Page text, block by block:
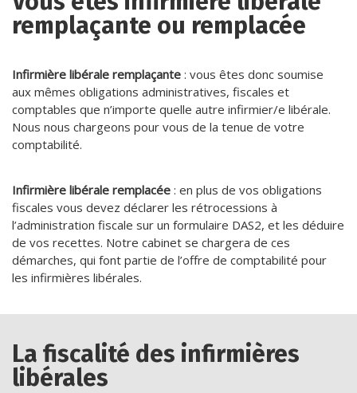
remplaçante ou remplacée
Infirmière libérale remplaçante : vous êtes donc soumise
aux mêmes obligations administratives, fiscales et
comptables que n’importe quelle autre infirmier/e libérale.
Nous nous chargeons pour vous de la tenue de votre
comptabilité.
Infirmière libérale remplacée : en plus de vos obligations
fiscales vous devez déclarer les rétrocessions à
l’administration fiscale sur un formulaire DAS2, et les déduire
de vos recettes. Notre cabinet se chargera de ces
démarches, qui font partie de l’offre de comptabilité pour
les infirmières libérales.
La fiscalité des infirmières
libérales